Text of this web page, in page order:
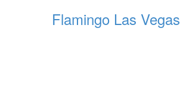
Flamingo Las Vegas